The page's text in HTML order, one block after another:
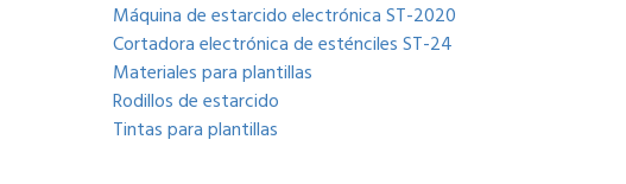
Máquina de estarcido electrónica ST-2020
Cortadora electrónica de esténciles ST-24
Materiales para plantillas
Rodillos de estarcido
Tintas para plantillas